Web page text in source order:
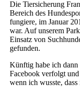
Die Tiersicherung
Bereich des
fungiere, im Januar
war. Auf unserem
Einsatz von
gefunden.
Künftig habe ich
Facebook verfolgt und
wenn ich wusste,